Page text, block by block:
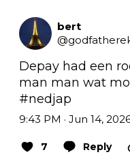
bert
@
Depay had een
#nedjap
9:43 PM · Jun 14,
7 Reply